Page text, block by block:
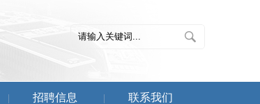
招聘信息 联系我们